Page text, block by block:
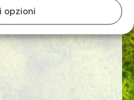
opzioni